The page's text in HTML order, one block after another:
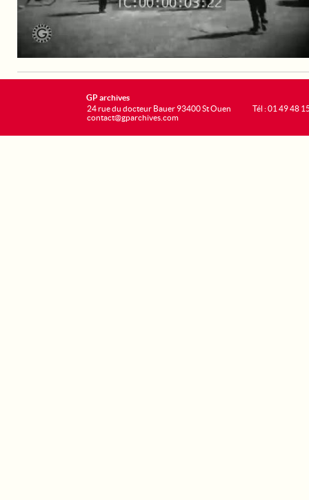
GP archives
24 rue du docteur Bauer 93400 St Ouen
contact@gparchives.com
Tél : 01 49 48